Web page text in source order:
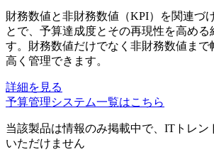
財務数値と非財務数値（KPI）を関連づ
とで、予算達成度とその再現性を高め
す。財務数値だけでなく非財務数値まで
高く管理できます。
詳細を見る
予算管理システム一覧はこちら
当該製品は情報のみ掲載中で、ITトレン
いただけません